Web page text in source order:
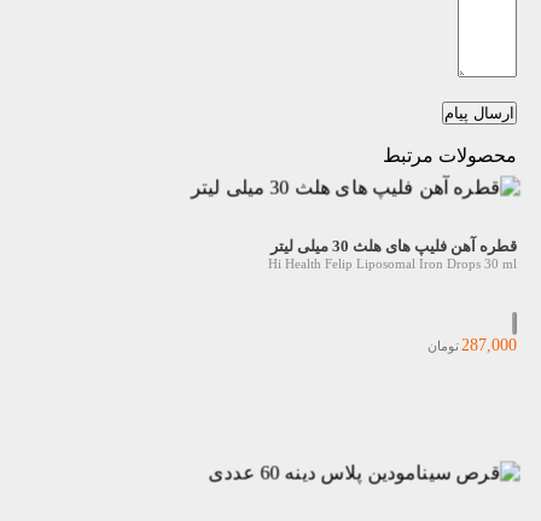
ارسال پیام
محصولات مرتبط
قطره آهن فلیپ های هلث 30 میلی لیتر
Hi Health Felip Liposomal Iron Drops 30 ml
287,000تومان